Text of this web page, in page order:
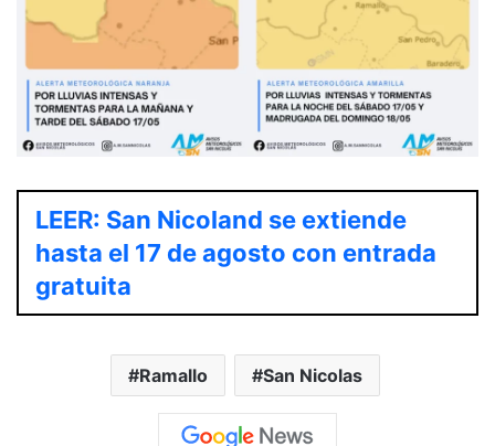
LEER: San Nicoland se extiende
hasta el 17 de agosto con entrada
gratuita
Ramallo San Nicolas